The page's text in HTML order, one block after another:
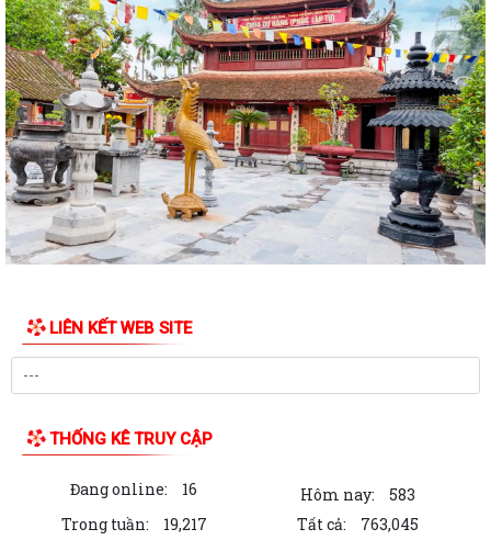
tặng quà các gia đình chính sách...
QUYẾT ĐỊNH Về việc công bố danh mục thủ tục hành chính ban hành
mới lĩnh vực việc làm thuộc phạm...
QUYẾT ĐỊNH Về việc công bố danh mục thủ tục hành chính ban hành
mới lĩnh vực việc làm thuộc phạm...
QUYẾT ĐỊNH Về việc công bố danh mục thủ tục hành chính được sửa
đổi, bổ sung lĩnh vực phòng bệnh...
Phường Trần Hưng Đạo ra quân “chiến dịch mùa hè số”, hỗ trợ người
Phường Trần Hưng Đạo tổng kết thực hiện Luật Quốc phòng năm
2018, Luật Dân quân tự vệ năm 2019,...
Thành ủy triển khai nhiệm vụ 6...
LIÊN KẾT WEB SITE
THỐNG KÊ TRUY CẬP
Đang online: 16 Hôm nay:
583
Trong tuần:
19,217 Tất cả: 763,045